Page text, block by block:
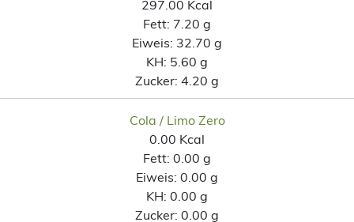
297.00 Kcal
Fett: 7.20 g
Eiweis: 32.70 g
KH: 5.60 g
Zucker: 4.20 g
Cola / Limo Zero
0.00 Kcal
Fett: 0.00 g
Eiweis: 0.00 g
KH: 0.00 g
Zucker: 0.00 g